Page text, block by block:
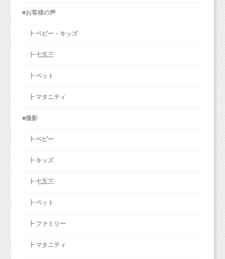
ります。
が、年齢制限はありません。
ただけます。
裏表紙にも丸く可愛いサイズの写真
オとなっております。
見受けられますが、
その明るい陽射しの入る空間に、表情もパッと
■お客様の声
┣ ベビー・キッズ
┣ 七五三
┣ ペット
┣ マタニティ
■撮影
┣ ベビー
┣ キッズ
┣ 七五三
┣ ペット
┣ ファミリー
┣ マタニティ